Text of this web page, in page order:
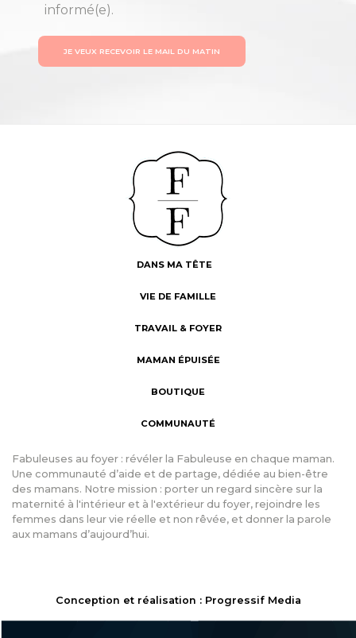
informé(e).
JE VEUX RECEVOIR LE MAIL DU MATIN
DANS MA TÊTE
VIE DE FAMILLE
TRAVAIL & FOYER
MAMAN ÉPUISÉE
BOUTIQUE
COMMUNAUTÉ
Fabuleuses au foyer : révéler la Fabuleuse en chaque maman.
Une communauté d’aide et de partage, dédiée au bien-être
des mamans. Notre mission : porter un regard sincère sur la
maternité à l'intérieur et à l'extérieur du foyer, rejoindre les
femmes dans leur vie réelle et non rêvée, et donner la parole
aux mamans d’aujourd’hui.
Conception et réalisation : Progressif Media